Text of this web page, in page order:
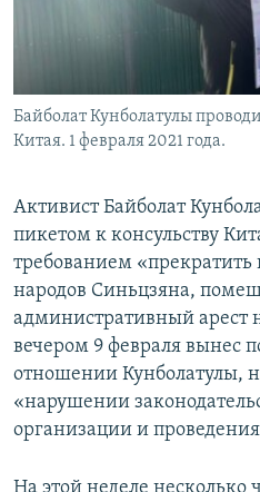
Байболат Кунболатулы
Китая. 1 февраля 2021 года.
Активист Байболат
пикетом к консульству
требованием
народов Синьцзяна,
административный арест
вечером 9 февраля вынес
отношении Кунболатулы,
«нарушении
организации и